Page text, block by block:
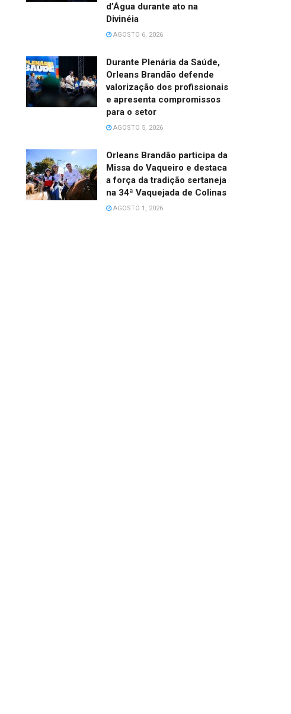
d’Água durante ato na
Divinéia
AGOSTO 6, 2026
Durante Plenária da Saúde,
Orleans Brandão defende
valorização dos profissionais
e apresenta compromissos
para o setor
AGOSTO 5, 2026
Orleans Brandão participa da
Missa do Vaqueiro e destaca
a força da tradição sertaneja
na 34ª Vaquejada de Colinas
AGOSTO 1, 2026